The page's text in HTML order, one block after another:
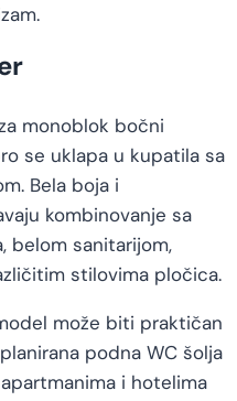
monoblok bočni
se uklapa u kupatila sa
Bela boja i
kombinovanje sa
belom sanitarijom,
stilovima pločica.
može biti praktičan
podna WC šolja
i hotelima